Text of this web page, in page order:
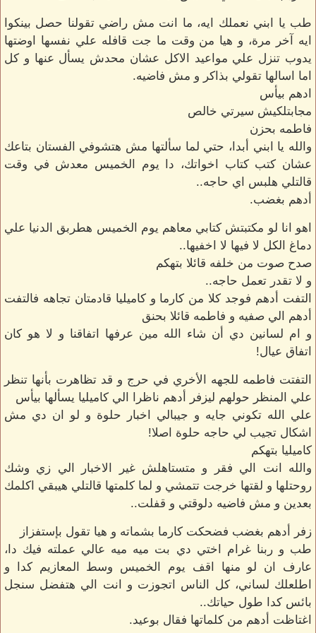
طب يا ابني نعملك ايه، ما انت مش راضي تقولنا حصل بينكوا
ايه آخر مرة، و هيا من وقت ما جت قافله علي نفسها اوضتها
يدوب تنزل علي مواعيد الاكل عشان محدش يسأل عنها و كل
اما اسالها تقولي بذاكر و مش فاضيه.
ادهم بيأس
مجابتلكيش سيرتي خالص
فاطمه بحزن
والله يا ابني أبدا، حتي لما سألتها مش هتشوفي الفستان بتاعك
عشان كتب كتاب اخواتك، دا يوم الخميس معدش في وقت
قالتلي هلبس اي حاجه..
أدهم بغضب.
اهو انا لو مكتبتش كتابي معاهم يوم الخميس هطربق الدنيا علي
دماغ الكل لا فيها لا اخفيها..
صدح صوت من خلفه قائلا بتهكم
و لا تقدر تعمل حاجه..
التفت أدهم فوجد كلا من كارما و كاميليا قادمتان تجاهه فالتفت
أدهم الي صفيه و فاطمه قائلا بحنق
و ام لسانين دي أن شاء الله مين عرفها اتفاقنا و لا هو كان
اتفاق عيال!
التفتت فاطمه للجهه الأخري في حرج و قد تظاهرت بأنها تنظر
علي المنظر حولهم ليزفر أدهم ناظرا الي كاميليا يسألها بيأس
علي الله تكوني جايه و جيبالي اخبار حلوة و لو ان دي مش
اشكال تجيب لي حاجه حلوة اصلا!
كاميليا بتهكم
والله انت الي فقر و متستاهلش غير الاخبار الي زي وشك
روحتلها و لقتها خرجت تتمشي و لما كلمتها قالتلي هيبقي اكلمك
بعدين و مش فاضيه دلوقتي و قفلت..
زفر أدهم بغضب فضحكت كارما بشماته و هيا تقول بإستفزاز
طب و ربنا غرام اختي دي بت ميه ميه عالي عملته فيك دا،
عارف ان لو منها اقف يوم الخميس وسط المعازيم كدا و
اطلعلك لساني، كل الناس اتجوزت و انت الي هتفضل سنجل
بائس كدا طول حياتك..
اغتاظت أدهم من كلماتها فقال بوعيد.